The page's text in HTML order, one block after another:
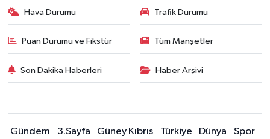
Hava Durumu Trafik Durumu
Puan Durumu ve Fikstür Tüm Manşetler
Son Dakika Haberleri Haber Arşivi
Gündem 3.Sayfa Güney Kıbrıs Türkiye Dünya
Spor